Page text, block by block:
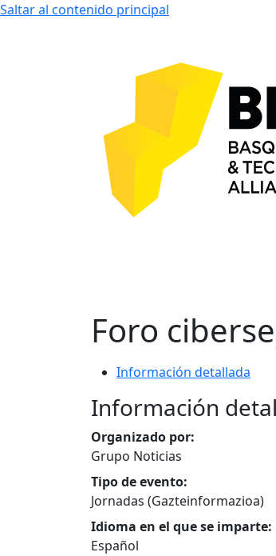
Saltar al contenido principal
Foro
Información detallada
Información
Organizado por:
Grupo Noticias
Tipo de evento:
Jornadas (Gazteinformazioa)
Idioma en el que se imparte:
Español